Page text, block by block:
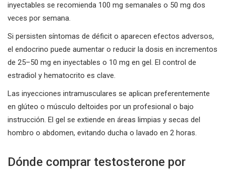
inyectables se recomienda 100 mg semanales o 50 mg dos
veces por semana.
Si persisten síntomas de déficit o aparecen efectos adversos,
el endocrino puede aumentar o reducir la dosis en incrementos
de 25–50 mg en inyectables o 10 mg en gel. El control de
estradiol y hematocrito es clave.
Las inyecciones intramusculares se aplican preferentemente
en glúteo o músculo deltoides por un profesional o bajo
instrucción. El gel se extiende en áreas limpias y secas del
hombro o abdomen, evitando ducha o lavado en 2 horas.
Dónde comprar testosterone por